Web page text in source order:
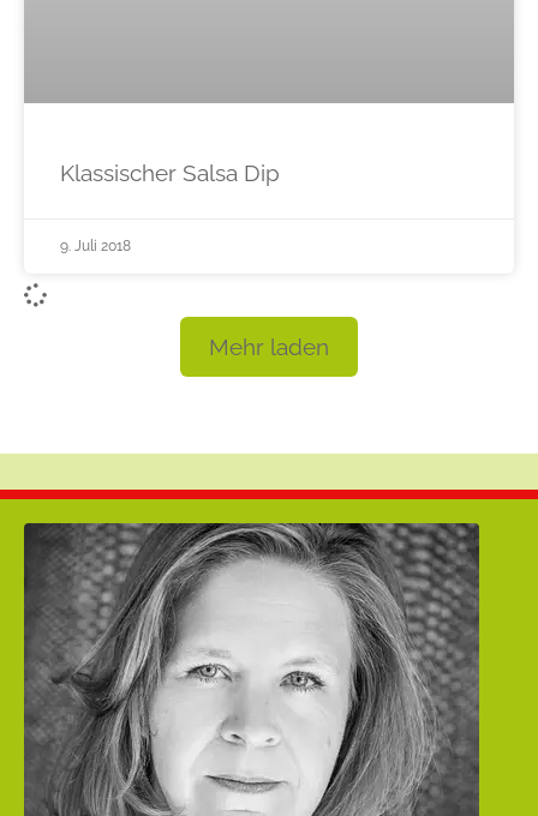
Klassischer Salsa Dip
9. Juli 2018
Mehr laden